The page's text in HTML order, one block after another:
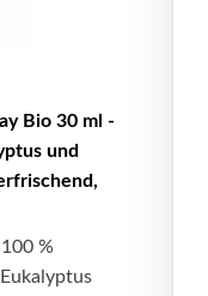
Bio 30 ml -
und
%